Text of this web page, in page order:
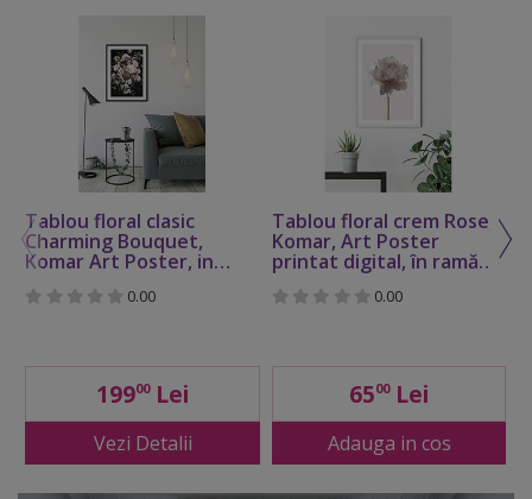
Tablou floral clasic
Charming Bouquet,
Komar Art Poster, in
0.00
19900Lei
Vezi Detalii
Tablou floral crem Rose,
Komar, Art Poster
printat digital, în ramă
albă, 40x30 cm
0.00
6500Lei
Adauga in cos